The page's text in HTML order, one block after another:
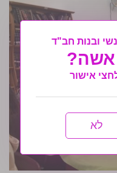
ובנות חב"ד
אישור
לא